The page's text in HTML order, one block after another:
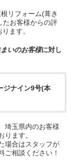
リフォーム(葺き
たお客様からの評
ます。
いのお客様に対し
ジナイン9号(本
埼玉県内のお客様
ります。
場合はスタッフが
ご相談ください！